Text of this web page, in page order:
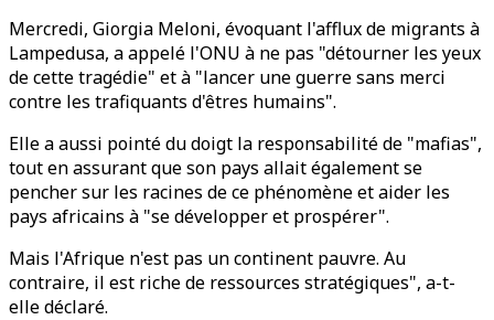
Mercredi, Giorgia Meloni, évoquant l'afflux de migrants à
Lampedusa, a appelé l'ONU à ne pas "détourner les yeux
de cette tragédie" et à "lancer une guerre sans merci
contre les trafiquants d'êtres humains".
Elle a aussi pointé du doigt la responsabilité de "mafias",
tout en assurant que son pays allait également se
pencher sur les racines de ce phénomène et aider les
pays africains à "se développer et prospérer".
Mais l'Afrique n'est pas un continent pauvre. Au
contraire, il est riche de ressources stratégiques", a-t-
elle déclaré.